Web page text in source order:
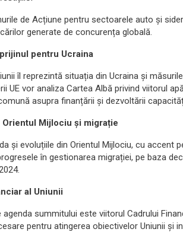
de Acțiune pentru sectoarele auto și
generate de concurența globală.
pentru Ucraina
îl reprezintă situația din Ucraina și
UE vor analiza Cartea Albă privind viitorul
asupra finanțării și dezvoltării
Mijlociu și migrație
și evoluțiile din Orientul Mijlociu, cu accent
în gestionarea migrației, pe baza
al Uniunii
summitului este viitorul Cadrului
pentru atingerea obiectivelor Uniunii și